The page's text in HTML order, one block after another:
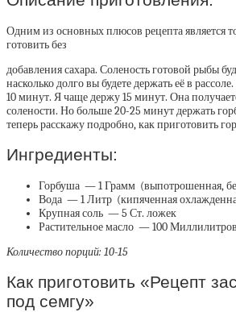
Одним из основных плюсов рецепта является
готовить без
добавления сахара. Соленость готовой рыбы
насколько долго вы будете держать её в
10 минут. Я чаще держу 15 минут. Она
солености. Но больше 20-25 минут держать
теперь расскажу подробно, как приготовить
Ингредиенты:
Горбуша — 1 Грамм (выпотрошенная,
Вода — 1 Литр (кипяченная
Крупная соль — 5 Ст. ложек
Растительное масло — 100 Миллилитров
Количество порций: 10-15
Как приготовить «Рецепт
под семгу»